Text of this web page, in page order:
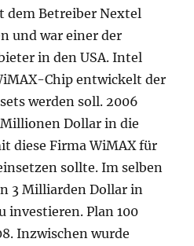
dem Betreiber Nextel
und war einer der
in den USA. Intel
Chip entwickelt der
werden soll. 2006
Dollar in die
diese Firma WiMAX für
sollte. Im selben
3 Milliarden Dollar in
investieren. Plan 100
Inzwischen wurde